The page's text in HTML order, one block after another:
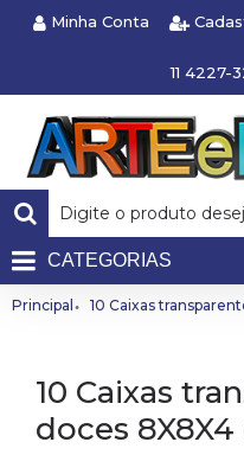
Minha Conta
11 4227-
CATEGORIAS
Principal 10 Caixas
10 Caixas
doces 8X8X4